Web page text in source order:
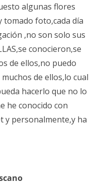
algunas flores
tomado foto,cada día
,no son solo sus
conocieron,se
de ellos,no puedo
de ellos,lo cual
hacerlo que no lo
he conocido con
personalmente,y ha